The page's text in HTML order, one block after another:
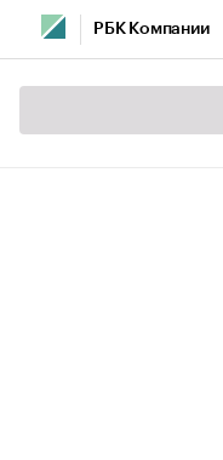
РБК Компании